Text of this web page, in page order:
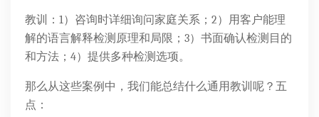
教训：1）咨询时详细询问家庭关系；2）用客户能理
解的语言解释检测原理和局限；3）书面确认检测目的
和方法；4）提供多种检测选项。
那么从这些案例中，我们能总结什么通用教训呢？五
点：